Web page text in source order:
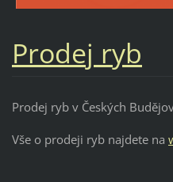
Prodej ryb
Prodej ryb v Českých
Vše o prodeji ryb najdete na